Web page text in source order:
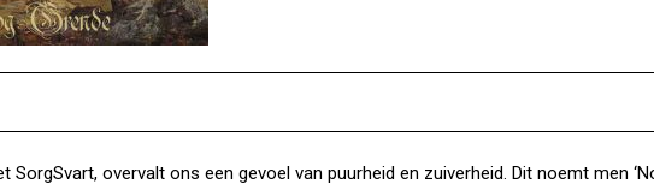
overvalt ons een gevoel van puurheid en zuiverheid. Dit noemt men